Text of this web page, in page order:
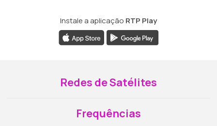
Instale a aplicação RTP Play
Redes de Satélites
Frequências